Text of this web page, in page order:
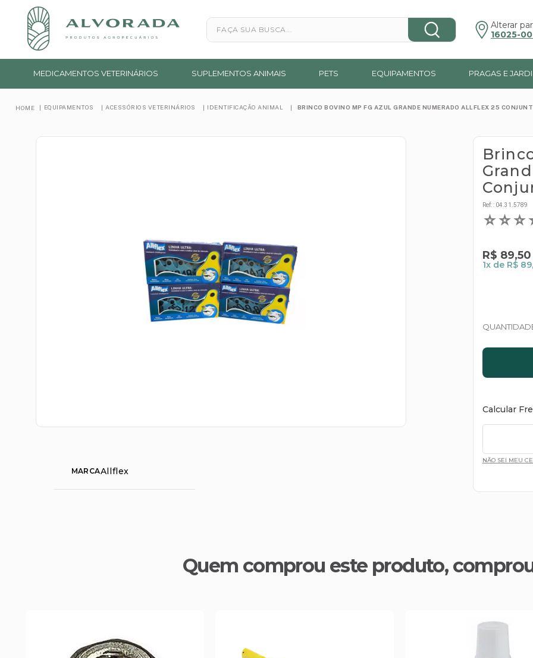
Faça sua busca...
Alterar
16025-
MEDICAMENTOS VETERINÁRIOS SUPLEMENTOS ANIMAIS PETS EQUIPAMENTOS PRAGAS E
EQUIPAMENTOS ACESSÓRIOS VETERINÁRIOS IDENTIFICAÇÃO ANIMAL BRINCO BOVINO MP FG AZUL GRANDE NUMERADO ALLFLEX 25
MARCAAllflex
Ref: : 04.31.5789
☆☆☆
R$ 89,50
1x de R$
Calcular
NÃO SEI MEU
Quem comprou este produto,